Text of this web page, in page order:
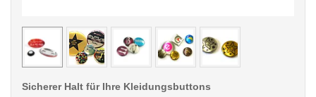
< /picture>
Sicherer Halt für Ihre Kleidungsbuttons